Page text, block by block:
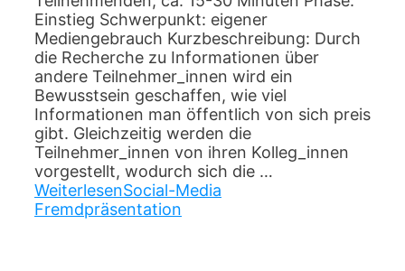
Einstieg Schwerpunkt: eigener
Mediengebrauch Kurzbeschreibung: Durch
die Recherche zu Informationen über
andere Teilnehmer_innen wird ein
Bewusstsein geschaffen, wie viel
Informationen man öffentlich von sich preis
gibt. Gleichzeitig werden die
Teilnehmer_innen von ihren Kolleg_innen
vorgestellt, wodurch sich die …
WeiterlesenSocial-Media
Fremdpräsentation